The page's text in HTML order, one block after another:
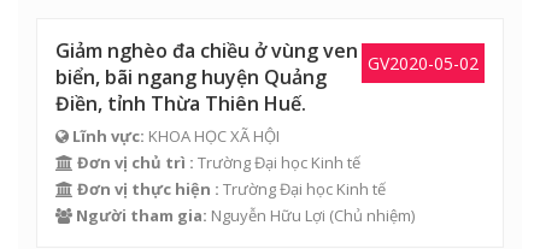
GV2020-05-02
Giảm nghèo đa chiều ở vùng ven
biển, bãi ngang huyện Quảng
Điền, tỉnh Thừa Thiên Huế.
Lĩnh vực: KHOA HỌC XÃ HỘI
Đơn vị chủ trì : Trường Đại học Kinh tế
Đơn vị thực hiện : Trường Đại học Kinh tế
Người tham gia: Nguyễn Hữu Lợi (Chủ nhiệm)